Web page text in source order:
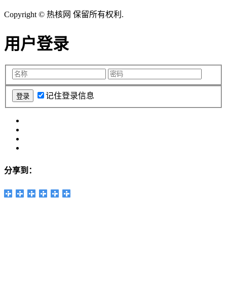
Copyright © 热核网 保留所有权利.
用户登录
记住登录信息
分享到：